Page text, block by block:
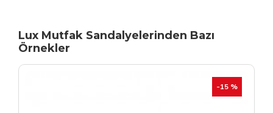
Lux Mutfak Sandalyelerinden Bazı
Örnekler
YENI